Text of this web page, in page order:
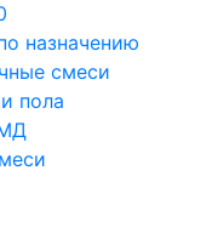
назначению
смеси
пола